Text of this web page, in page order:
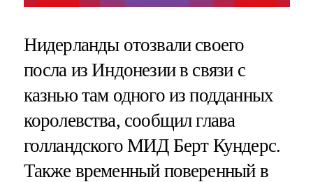
Нидерланды отозвали своего
посла из Индонезии в связи с
казнью там одного из подданных
королевства, сообщил глава
голландского МИД Берт Кундерс.
Также временный поверенный в